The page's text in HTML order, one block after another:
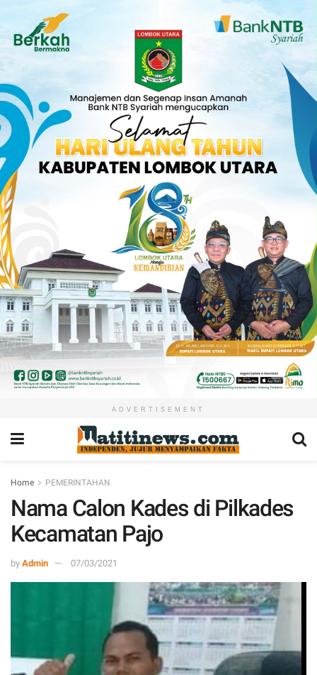
ADVERTISEMENT
Home PEMERINTAHAN
Nama Calon Kades di Pilkades
Kecamatan Pajo
by Admin 07/03/2021